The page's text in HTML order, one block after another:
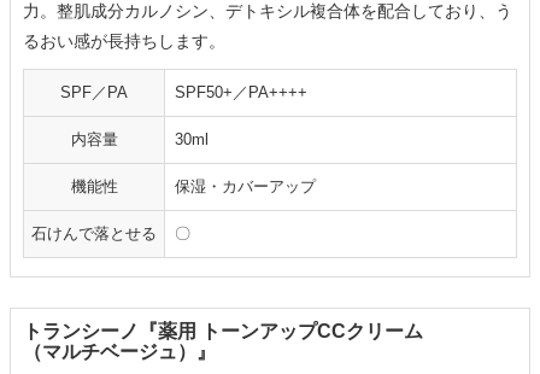
力。整肌成分カルノシン、デトキシル複合体を配合しており、う
るおい感が長持ちします。
SPF／PA SPF50+／PA++++
内容量 30ml
機能性 保湿・カバーアップ
石けんで落とせる 〇
トランシーノ『薬用 トーンアップCCクリーム
（マルチベージュ）』